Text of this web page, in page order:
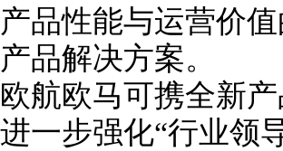
品性能与运营价
品解决方案。
欧马可携全新产
一步强化“行业领